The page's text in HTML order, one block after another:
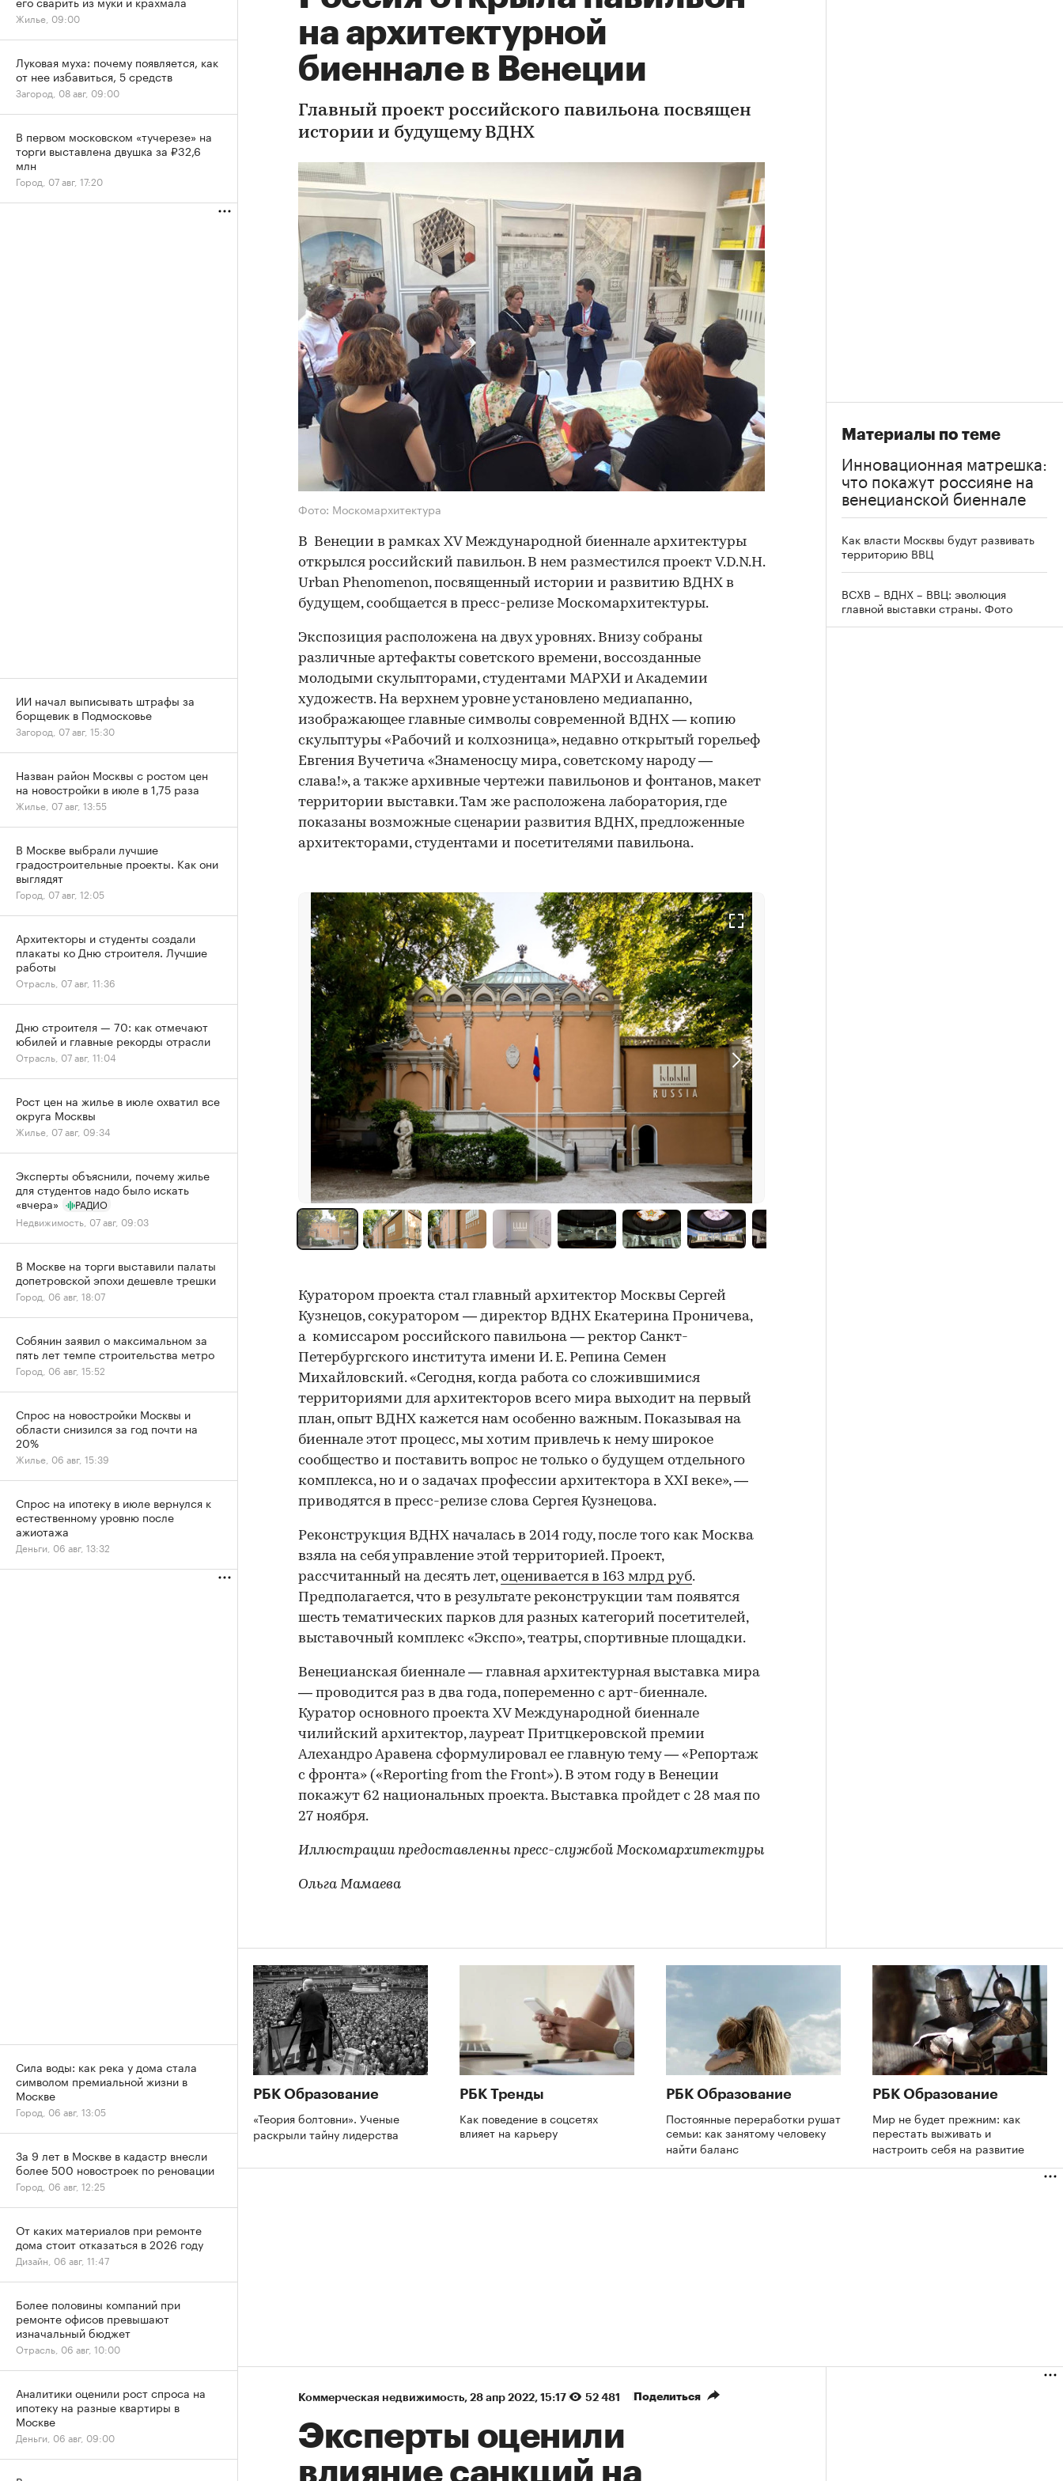
на архитектурной
биеннале в Венеции
Главный проект российского павильона посвящен
истории и будущему ВДНХ
Фото: Москомархитектура
В Венеции в рамках XV Международной биеннале архитектуры
открылся российский павильон. В нем разместился проект V.D.N.H.
Urban Phenomenon, посвященный истории и развитию ВДНХ в
будущем, сообщается в пресс-релизе Москомархитектуры.
Экспозиция расположена на двух уровнях. Внизу собраны
различные артефакты советского времени, воссозданные
молодыми скульпторами, студентами МАРХИ и Академии
художеств. На верхнем уровне установлено медиапанно,
изображающее главные символы современной ВДНХ — копию
скульптуры «Рабочий и колхозница», недавно открытый горельеф
Евгения Вучетича «Знаменосцу мира, советскому народу —
слава!», а также архивные чертежи павильонов и фонтанов, макет
территории выставки. Там же расположена лаборатория, где
показаны возможные сценарии развития ВДНХ, предложенные
архитекторами, студентами и посетителями павильона.
Куратором проекта стал главный архитектор Москвы Сергей
Кузнецов, сокуратором — директор ВДНХ Екатерина Проничева,
а комиссаром российского павильона — ректор Санкт-
Петербургского института имени И. Е. Репина Семен
Михайловский. «Сегодня, когда работа со сложившимися
территориями для архитекторов всего мира выходит на первый
план, опыт ВДНХ кажется нам особенно важным. Показывая на
биеннале этот процесс, мы хотим привлечь к нему широкое
сообщество и поставить вопрос не только о будущем отдельного
комплекса, но и о задачах профессии архитектора в XXI веке», —
приводятся в пресс-релизе слова Сергея Кузнецова.
Реконструкция ВДНХ началась в 2014 году, после того как Москва
взяла на себя управление этой территорией. Проект,
рассчитанный на десять лет,оценивается в 163 млрд руб.
Предполагается, что в результате реконструкции там появятся
шесть тематических парков для разных категорий посетителей,
выставочный комплекс «Экспо», театры, спортивные площадки.
Венецианская биеннале — главная архитектурная выставка мира
— проводится раз в два года, попеременно с арт-биеннале.
Куратор основного проекта XV Международной биеннале
чилийский архитектор, лауреат Притцкеровской премии
Алехандро Аравена сформулировал ее главную тему — «Репортаж
с фронта» («Reporting from the Front»). В этом году в Венеции
покажут 62 национальных проекта. Выставка пройдет с 28 мая по
27 ноября.
Иллюстрации предоставленны пресс-службой Москомархитектуры
Ольга Мамаева
Материалы по теме
Инновационная матрешка:
что покажут россияне на
венецианской биеннале
Как власти Москвы будут развивать
территорию ВВЦ
ВСХВ – ВДНХ – ВВЦ: эволюция
главной выставки страны. Фото
РБК Образование
«Теория болтовни». Ученые
раскрыли тайну лидерства
РБК Тренды
Как поведение в соцсетях
влияет на карьеру
РБК Образование
Постоянные переработки рушат
семьи: как занятому человеку
найти баланс
РБК Образование
Мир не будет прежним: как
перестать выживать и
настроить себя на развитие
Коммерческая недвижимость⁠, 28 апр 2022, 15:17 52 481 Поделиться
Эксперты оценили
влияние санкций на
Жилье, 09:00
Луковая муха: почему появляется, как
от нее избавиться, 5 средств
Загород, 08 авг, 09:00
В первом московском «тучерезе» на
торги выставлена двушка за ₽32,6
млн
Город, 07 авг, 17:20
ИИ начал выписывать штрафы за
борщевик в Подмосковье
Загород, 07 авг, 15:30
Назван район Москвы с ростом цен
на новостройки в июле в 1,75 раза
Жилье, 07 авг, 13:55
В Москве выбрали лучшие
градостроительные проекты. Как они
выглядят
Город, 07 авг, 12:05
Архитекторы и студенты создали
плакаты ко Дню строителя. Лучшие
работы
Отрасль, 07 авг, 11:36
Дню строителя — 70: как отмечают
юбилей и главные рекорды отрасли
Отрасль, 07 авг, 11:04
Рост цен на жилье в июле охватил все
округа Москвы
Жилье, 07 авг, 09:34
Эксперты объяснили, почему жилье
для студентов надо было искать
«вчера»
РАДИО
Недвижимость, 07 авг, 09:03
В Москве на торги выставили палаты
допетровской эпохи дешевле трешки
Город, 06 авг, 18:07
Собянин заявил о максимальном за
пять лет темпе строительства метро
Город, 06 авг, 15:52
Спрос на новостройки Москвы и
области снизился за год почти на
20%
Жилье, 06 авг, 15:39
Спрос на ипотеку в июле вернулся к
естественному уровню после
ажиотажа
Деньги, 06 авг, 13:32
Сила воды: как река у дома стала
символом премиальной жизни в
Москве
Город, 06 авг, 13:05
За 9 лет в Москве в кадастр внесли
более 500 новостроек по реновации
Город, 06 авг, 12:25
От каких материалов при ремонте
дома стоит отказаться в 2026 году
Дизайн, 06 авг, 11:47
Более половины компаний при
ремонте офисов превышают
изначальный бюджет
Отрасль, 06 авг, 10:00
Аналитики оценили рост спроса на
ипотеку на разные квартиры в
Москве
Деньги, 06 авг, 09:00